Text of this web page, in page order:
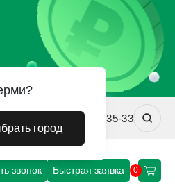
+7 (342) 256-35-33
звонок Быстрая заявка 0
город